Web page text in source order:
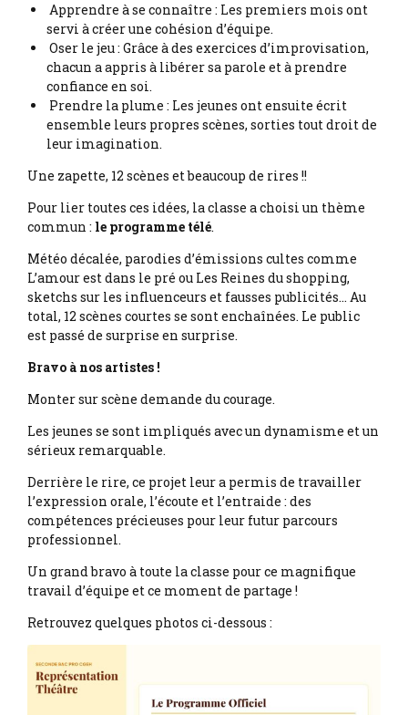
Apprendre à se connaître : Les premiers mois ont
servi à créer une cohésion d’équipe.
Oser le jeu : Grâce à des exercices d’improvisation,
chacun a appris à libérer sa parole et à prendre
confiance en soi.
Prendre la plume : Les jeunes ont ensuite écrit
ensemble leurs propres scènes, sorties tout droit de
leur imagination.
Une zapette, 12 scènes et beaucoup de rires !!
Pour lier toutes ces idées, la classe a choisi un thème
commun : le programme télé.
Météo décalée, parodies d’émissions cultes comme
L’amour est dans le pré ou Les Reines du shopping,
sketchs sur les influenceurs et fausses publicités… Au
total, 12 scènes courtes se sont enchaînées. Le public
est passé de surprise en surprise.
Bravo à nos artistes !
Monter sur scène demande du courage.
Les jeunes se sont impliqués avec un dynamisme et un
sérieux remarquable.
Derrière le rire, ce projet leur a permis de travailler
l’expression orale, l’écoute et l’entraide : des
compétences précieuses pour leur futur parcours
professionnel.
Un grand bravo à toute la classe pour ce magnifique
travail d’équipe et ce moment de partage !
Retrouvez quelques photos ci-dessous :